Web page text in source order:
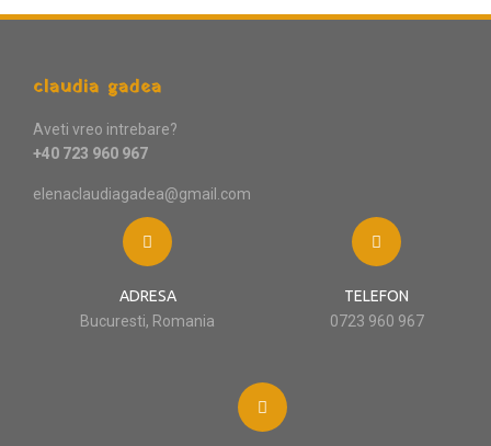
claudia gadea
Aveti vreo intrebare?
+40 723 960 967
elenaclaudiagadea@gmail.com
ADRESA
Bucuresti, Romania
TELEFON
0723 960 967